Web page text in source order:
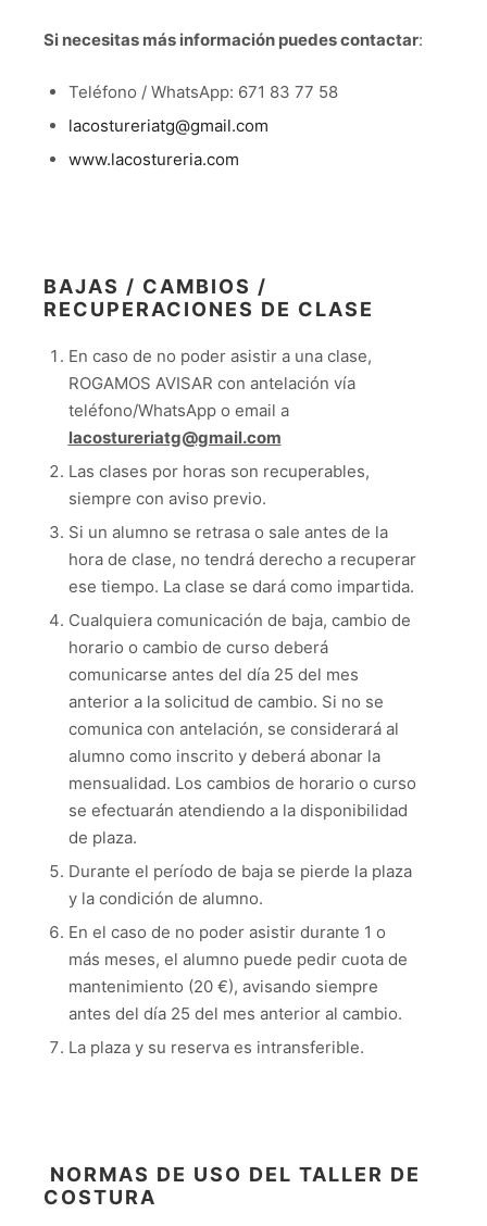
Si necesitas más información puedes contactar:
Teléfono / WhatsApp: 671 83 77 58
lacostureriatg@gmail.com
www.lacostureria.com
BAJAS / CAMBIOS /
RECUPERACIONES DE CLASE
En caso de no poder asistir a una clase,
ROGAMOS AVISAR con antelación vía
teléfono/WhatsApp o email a
lacostureriatg@gmail.com
Las clases por horas son recuperables,
siempre con aviso previo.
Si un alumno se retrasa o sale antes de la
hora de clase, no tendrá derecho a recuperar
ese tiempo. La clase se dará como impartida.
Cualquiera comunicación de baja, cambio de
horario o cambio de curso deberá
comunicarse antes del día 25 del mes
anterior a la solicitud de cambio. Si no se
comunica con antelación, se considerará al
alumno como inscrito y deberá abonar la
mensualidad. Los cambios de horario o curso
se efectuarán atendiendo a la disponibilidad
de plaza.
Durante el período de baja se pierde la plaza
y la condición de alumno.
En el caso de no poder asistir durante 1 o
más meses, el alumno puede pedir cuota de
mantenimiento (20 €), avisando siempre
antes del día 25 del mes anterior al cambio.
La plaza y su reserva es intransferible.
NORMAS DE USO DEL TALLER DE
COSTURA